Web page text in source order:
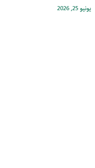
يونيو 25, 2026